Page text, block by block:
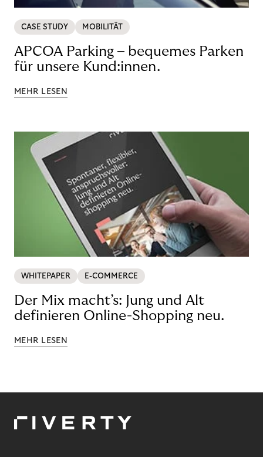
CASE STUDY MOBILITÄT
APCOA Parking – bequemes Parken
für unsere Kund:innen.
MEHR LESEN
WHITEPAPER E-COMMERCE
Der Mix macht’s: Jung und Alt
definieren Online-Shopping neu.
MEHR LESEN